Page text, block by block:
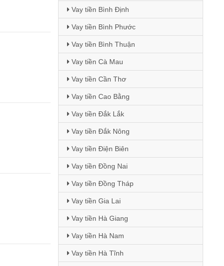
Vay tiền Bình Định
Vay tiền Bình Phước
Vay tiền Bình Thuận
Vay tiền Cà Mau
Vay tiền Cần Thơ
Vay tiền Cao Bằng
Vay tiền Đắk Lắk
Vay tiền Đắk Nông
Vay tiền Điện Biên
Vay tiền Đồng Nai
Vay tiền Đồng Tháp
Vay tiền Gia Lai
Vay tiền Hà Giang
Vay tiền Hà Nam
Vay tiền Hà Tĩnh